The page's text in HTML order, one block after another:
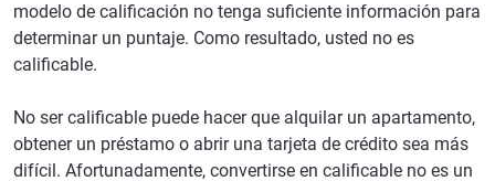
modelo de calificación no tenga suficiente información para
determinar un puntaje. Como resultado, usted no es
calificable.
No ser calificable puede hacer que alquilar un apartamento,
obtener un préstamo o abrir una tarjeta de crédito sea más
difícil. Afortunadamente, convertirse en calificable no es un